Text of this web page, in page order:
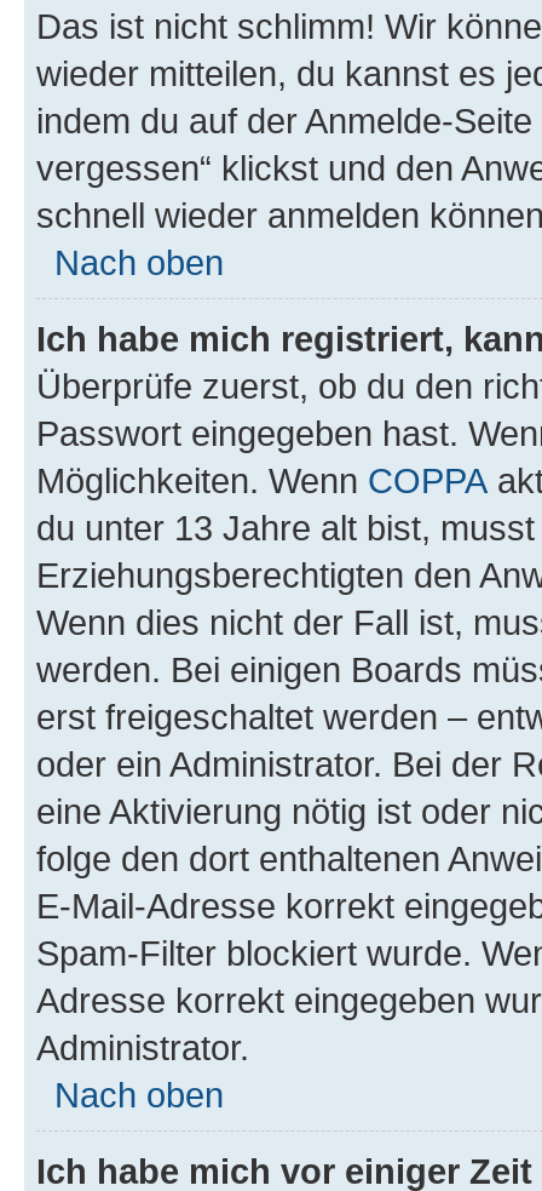
Das ist nicht schlimm! Wir
wieder mitteilen, du kannst es
indem du auf der Anmelde-
vergessen“ klickst und den
schnell wieder anmelden
Nach oben
Ich habe mich registriert,
Überprüfe zuerst, ob du den
Passwort eingegeben hast.
Möglichkeiten. Wenn COPPA
du unter 13 Jahre alt bist,
Erziehungsberechtigten den
Wenn dies nicht der Fall ist,
werden. Bei einigen Boards
erst freigeschaltet werden –
oder ein Administrator. Bei der
eine Aktivierung nötig ist oder
folge den dort enthaltenen
E-Mail-Adresse korrekt
Spam-Filter blockiert wurde.
Adresse korrekt eingegeben
Administrator.
Nach oben
Ich habe mich vor einiger